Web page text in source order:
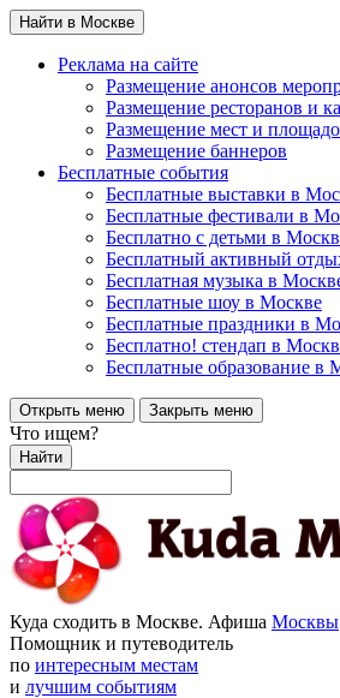
Найти в Москве
Реклама на сайте
Размещение анонсов
Размещение ресторанов и
Размещение мест и
Размещение баннеров
Бесплатные события
Бесплатные выставки в
Бесплатные фестивали в
Бесплатно с детьми в
Бесплатный активный
Бесплатная музыка в
Бесплатные шоу в Москве
Бесплатные праздники в
Бесплатно! стендап в
Бесплатные образование в
Открыть меню Закрыть меню
Что ищем?
Найти
Куда сходить в Москве. Афиша Москвы
Помощник и путеводитель
по интересным местам
и лучшим событиям